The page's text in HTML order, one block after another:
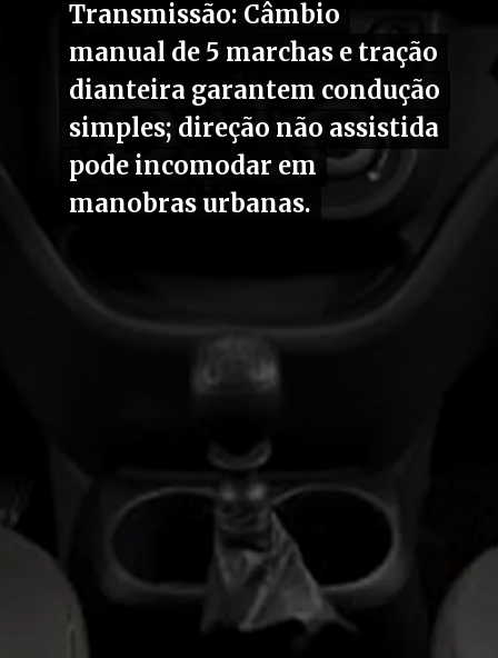
Transmissão: Câmbio
manual de 5 marchas e tração
dianteira garantem condução
simples; direção não assistida
pode incomodar em
manobras urbanas.
Transmissão: Câmbio
manual de 5 marchas e tração
dianteira garantem condução
simples; direção não assistida
pode incomodar em
manobras urbanas.